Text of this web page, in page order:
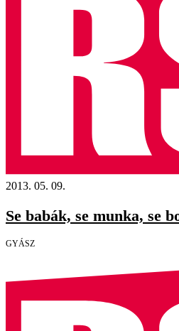
2013. 05. 09.
Se babák, se munka, se
GYÁSZ